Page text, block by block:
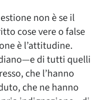
non è se il
cose vere o false
è l’attitudine.
di tutti quelli
che l’hanno
che ne hanno